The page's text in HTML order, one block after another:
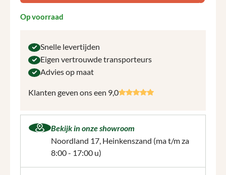
Op voorraad
Snelle levertijden
Eigen vertrouwde transporteurs
Advies op maat
Klanten geven ons een 9,0
Bekijk in onze showroom
Noordland 17, Heinkenszand (ma t/m za
8:00 - 17:00 u)